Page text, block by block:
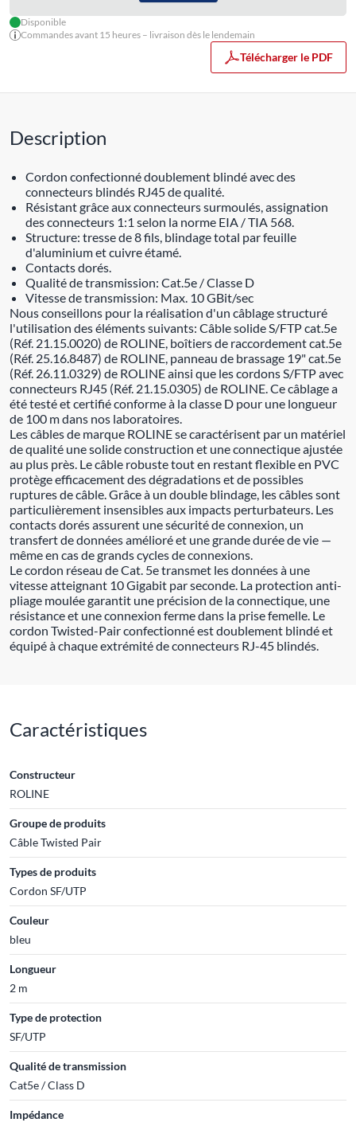
Disponible
Commandes avant 15 heures – livraison dès le lendemain
Télécharger le PDF
Description
Cordon confectionné doublement blindé avec des
connecteurs blindés RJ45 de qualité.
Résistant grâce aux connecteurs surmoulés, assignation
des connecteurs 1:1 selon la norme EIA / TIA 568.
Structure: tresse de 8 fils, blindage total par feuille
d'aluminium et cuivre étamé.
Contacts dorés.
Qualité de transmission: Cat.5e / Classe D
Vitesse de transmission: Max. 10 GBit/sec
Nous conseillons pour la réalisation d'un câblage structuré
l'utilisation des éléments suivants: Câble solide S/FTP cat.5e
(Réf. 21.15.0020) de ROLINE, boîtiers de raccordement cat.5e
(Réf. 25.16.8487) de ROLINE, panneau de brassage 19" cat.5e
(Réf. 26.11.0329) de ROLINE ainsi que les cordons S/FTP avec
connecteurs RJ45 (Réf. 21.15.0305) de ROLINE. Ce câblage a
été testé et certifié conforme à la classe D pour une longueur
de 100 m dans nos laboratoires.
Les câbles de marque ROLINE se caractérisent par un matériel
de qualité une solide construction et une connectique ajustée
au plus près. Le câble robuste tout en restant flexible en PVC
protège efficacement des dégradations et de possibles
ruptures de câble. Grâce à un double blindage, les câbles sont
particulièrement insensibles aux impacts perturbateurs. Les
contacts dorés assurent une sécurité de connexion, un
transfert de données amélioré et une grande durée de vie —
même en cas de grands cycles de connexions.
Le cordon réseau de Cat. 5e transmet les données à une
vitesse atteignant 10 Gigabit par seconde. La protection anti-
pliage moulée garantit une précision de la connectique, une
résistance et une connexion ferme dans la prise femelle. Le
cordon Twisted-Pair confectionné est doublement blindé et
équipé à chaque extrémité de connecteurs RJ-45 blindés.
Caractéristiques
Constructeur
ROLINE
Groupe de produits
Câble Twisted Pair
Types de produits
Cordon SF/UTP
Couleur
bleu
Longueur
2 m
Type de protection
SF/UTP
Qualité de transmission
Cat5e / Class D
Impédance